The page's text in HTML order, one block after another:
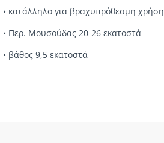
• κατάλληλο για βραχυπρόθεσμη χρήση
• Περ. Μουσούδας 20-26 εκατοστά
• βάθος 9,5 εκατοστά